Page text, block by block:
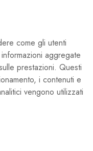
come gli utenti
aggregate
prestazioni. Questi
i contenuti e
vengono utilizzati